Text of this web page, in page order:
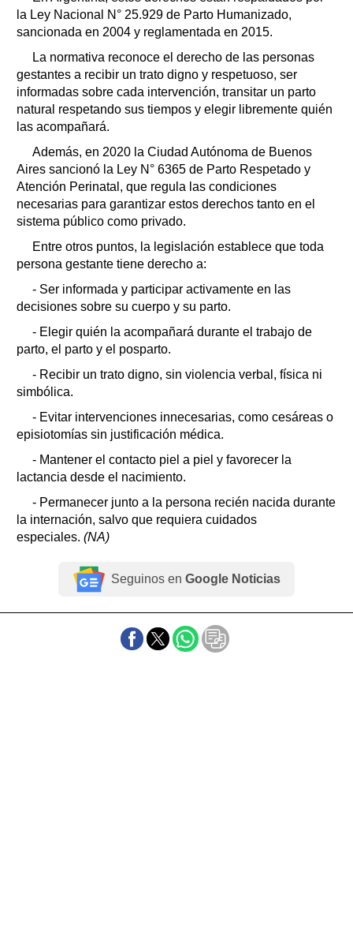
la Ley Nacional N° 25.929 de Parto Humanizado,
sancionada en 2004 y reglamentada en 2015.
La normativa reconoce el derecho de las personas
gestantes a recibir un trato digno y respetuoso, ser
informadas sobre cada intervención, transitar un parto
natural respetando sus tiempos y elegir libremente quién
las acompañará.
Además, en 2020 la Ciudad Autónoma de Buenos
Aires sancionó la Ley N° 6365 de Parto Respetado y
Atención Perinatal, que regula las condiciones
necesarias para garantizar estos derechos tanto en el
sistema público como privado.
Entre otros puntos, la legislación establece que toda
persona gestante tiene derecho a:
- Ser informada y participar activamente en las
decisiones sobre su cuerpo y su parto.
- Elegir quién la acompañará durante el trabajo de
parto, el parto y el posparto.
- Recibir un trato digno, sin violencia verbal, física ni
simbólica.
- Evitar intervenciones innecesarias, como cesáreas o
episiotomías sin justificación médica.
- Mantener el contacto piel a piel y favorecer la
lactancia desde el nacimiento.
- Permanecer junto a la persona recién nacida durante
la internación, salvo que requiera cuidados
especiales. (NA)
Seguinos en Google Noticias